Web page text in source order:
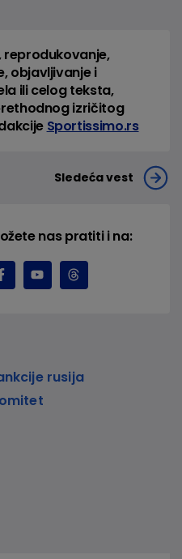
reprodukovanje,
objavljivanje i
ili celog teksta,
izričitog
Sportissimo.rs
Sledeća vest
nas pratiti i na:
rusija